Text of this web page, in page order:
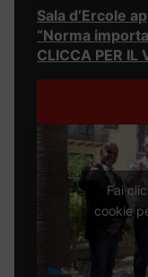
Sala d’Ercole
“Norma
CLICCA PER IL
Fai
cookie